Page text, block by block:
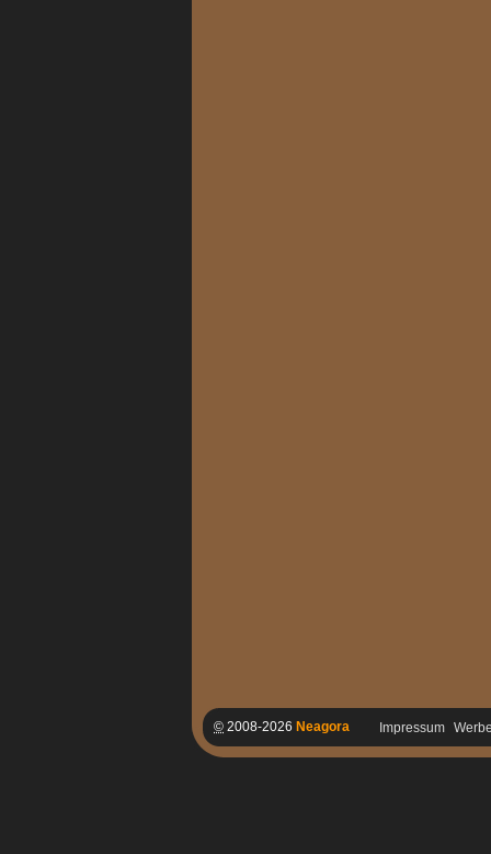
© 2008-2026 Neagora Impressum